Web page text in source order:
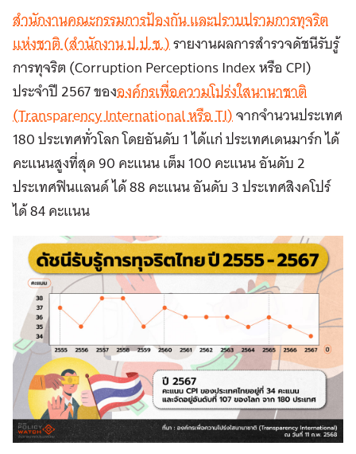
สำนักงานคณะกรรมการป้องกัน และปราบปรามการทุจริต
แห่งชาติ (สำนักงาน ป.ป.ช.)รายงานผลการสำรวจดัชนีรับรู้
การทุจริต (Corruption Perceptions Index หรือ CPI)
ประจำปี 2567 ขององค์กรเพื่อความโปร่งใสนานาชาติ
(Transparency International หรือ TI)จากจำนวนประเทศ
180 ประเทศทั่วโลก โดยอันดับ 1 ได้แก่ ประเทศเดนมาร์ก ได้
คะแนนสูงที่สุด 90 คะแนน เต็ม 100 คะแนน อันดับ 2
ประเทศฟินแลนด์ ได้ 88 คะแนน อันดับ 3 ประเทศสิงคโปร์
ได้ 84 คะแนน